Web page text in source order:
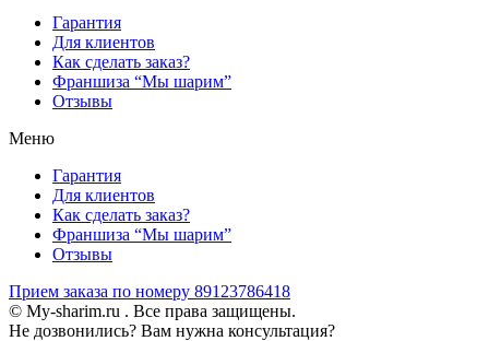
Гарантия
Для клиентов
Как сделать заказ?
Франшиза “Мы шарим”
Отзывы
Меню
Гарантия
Для клиентов
Как сделать заказ?
Франшиза “Мы шарим”
Отзывы
Прием заказа по номеру 89123786418
© My-sharim.ru . Все права защищены.
Не дозвонились? Вам нужна консультация?